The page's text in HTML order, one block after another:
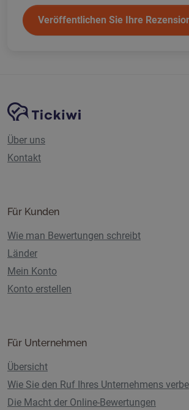
Veröffentlichen Sie Ihre
Website-Navigation
Tickiwi-Plattform
Über uns
Kontakt
Für Kunden
Wie man Bewertungen schreibt
Länder
Mein Konto
Konto erstellen
Für Unternehmen
Übersicht
Wie Sie den Ruf Ihres Unternehmens
Die Macht der Online-Bewertungen